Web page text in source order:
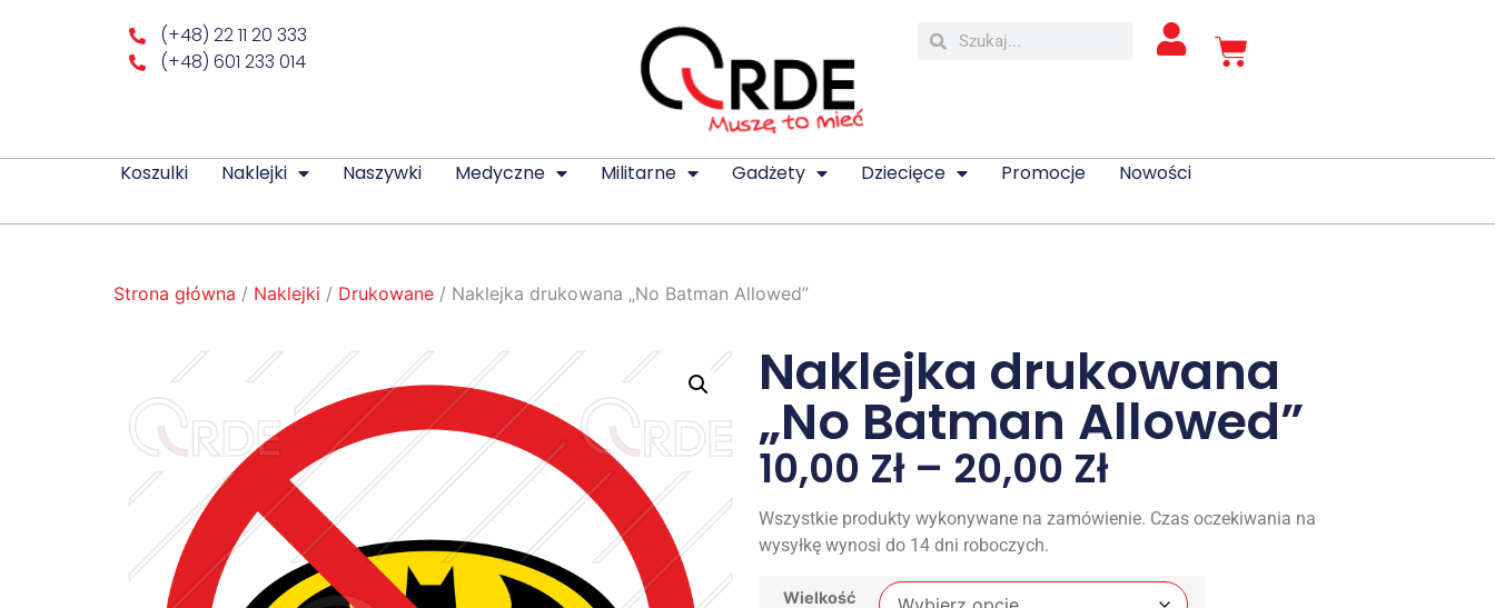
(+48) 22 11 20 333
(+48) 601 233 014
Koszulki Naklejki Naszywki Medyczne Militarne Gadżety Dziecięce Promocje Nowości
Strona główna / Naklejki / Drukowane / Naklejka drukowana „No Batman Allowed”
Naklejka drukowana
„No Batman Allowed”
10,00 Zł – 20,00 Zł
Wszystkie produkty wykonywane na zamówienie. Czas oczekiwania na
wysyłkę wynosi do 14 dni roboczych.
Wielkość